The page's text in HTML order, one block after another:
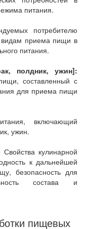
питания.
потребителю
видам приема пищи в
питания.
полдник, ужин]:
составленный с
для приема пищи
включающий
ужин.
Свойства кулинарной
к дальнейшей
безопасность для
состава и
пищевых